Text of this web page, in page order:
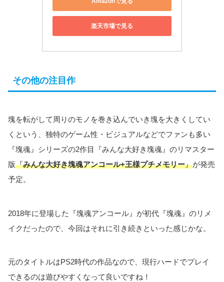
楽天市場で見る
その他の注目作
塊を転がして周りのモノを巻き込んでいき塊を大きくしてい
くという、独特のゲーム性・ビジュアルなどでファンも多い
『塊魂』シリーズの2作目『みんな大好き塊魂』のリマスター
版『みんな大好き塊魂アンコール+王様プチメモリー』が発売
予定。
2018年に登場した『塊魂アンコール』が初代『塊魂』のリメ
イクだったので、今回はそれに引き続きといった感じかな。
元のタイトルはPS2時代の作品なので、現行ハードでプレイ
できるのは遊びやすくなって良いですね！